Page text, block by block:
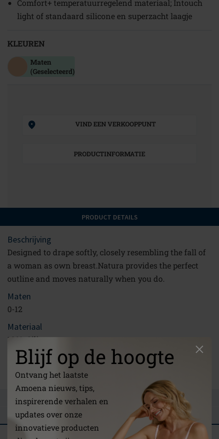
Blijf op de hoogte
Ontvang het laatste
Amoena nieuws, tips,
inspirerende verhalen en
updates over onze
innovatieve producten
Comfort+ temperatuurregelend materiaal; Intouch
light of standaard silicone en superzacht laagje
KLEUREN
Maten
(Geselecteerd)
VIND EEN VERKOOPPUNT
PRODUCTINFORMATIE
PRODUCT DETAILS
Beschrijving
Designed to drape softly, closely resembling the fall of
a woman as own breast.Natura provides the perfect
outline and moves naturally when you do.
Maten
0-12
Materiaal
100% Silicone
Koppeling
/nl/a-notre-propos/
STEL EEN VRAAG
BEOORDELINGEN